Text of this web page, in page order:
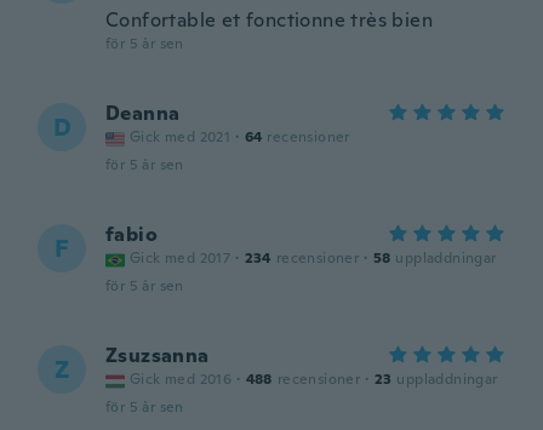
Confortable et fonctionne très bien
för 5 år sen
D Deanna
Gick med 2021 · 64 recensioner
för 5 år sen
F fabio
Gick med 2017 · 234 recensioner · 58 uppladdningar
för 5 år sen
Z Zsuzsanna
Gick med 2016 · 488 recensioner · 23 uppladdningar
för 5 år sen